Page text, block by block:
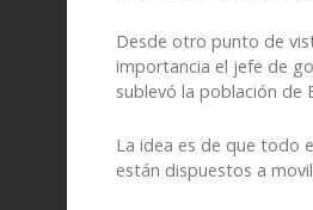
Desde otro punto de
importancia el jefe de
sublevó la población de
La idea es de que todo
están dispuestos a